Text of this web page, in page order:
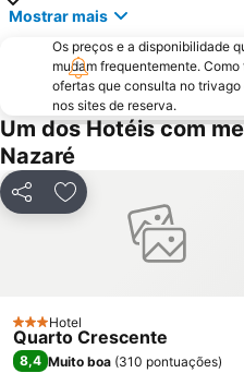
Estação Rodoviária de Fátima
Reserva Natural das Ilhas Berlengas
Praia de Pedra do Ouro
Praia do Bom Sucesso
de Porto Dinheiro
Parque Vale do Ribeiro de São Pedro de Moel
Mosteiro da Batalha
Praia do Salgado
Praia de São Bernardino
Mostrar mais
Os preços e a disponibilidade
mudam frequentemente.
ofertas que consulta no
nos sites de reserva.
Um dos Hotéis com
Nazaré
PartilharAdicionar aos
3 Estrelas
Hotel
Quarto Crescente
8,4 Muito boa (310 pontuações)